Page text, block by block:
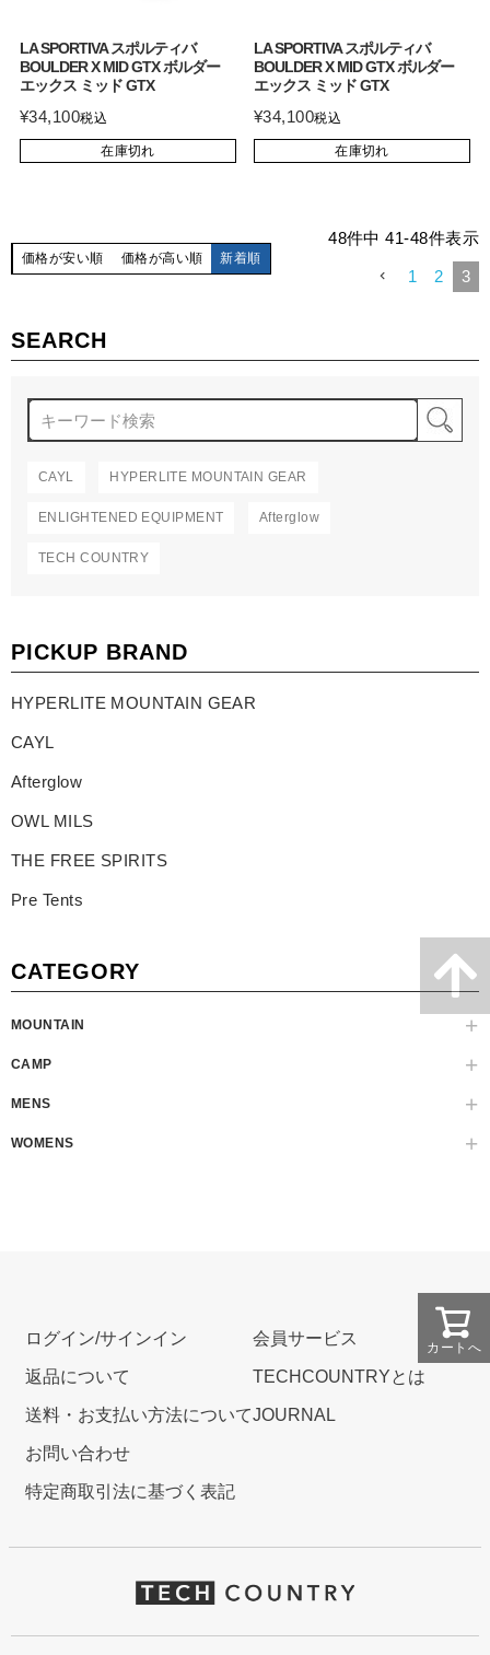
SEARCH
CAYL HYPERLITE MOUNTAIN GEAR
ENLIGHTENED EQUIPMENT Afterglow
TECH COUNTRY
PICKUP BRAND
HYPERLITE MOUNTAIN GEAR
CAYL
Afterglow
OWL MILS
THE FREE SPIRITS
Pre Tents
CATEGORY
MOUNTAIN
CAMP
MENS
WOMENS
LA SPORTIVA スポルティバ
BOULDER X MID GTX ボルダー
エックス ミッド GTX
¥34,100税込
在庫切れ
LA SPORTIVA スポルティバ
BOULDER X MID GTX ボルダー
エックス ミッド GTX
¥34,100税込
在庫切れ
価格が安い順 価格が高い順 新着順
48件中 41-48件表示
1 2 3
カートへ
ログイン/サインイン
返品について
送料・お支払い方法について
お問い合わせ
特定商取引法に基づく表記
会員サービス
TECHCOUNTRYとは
JOURNAL